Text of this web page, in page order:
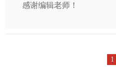
感谢编辑老师！
1